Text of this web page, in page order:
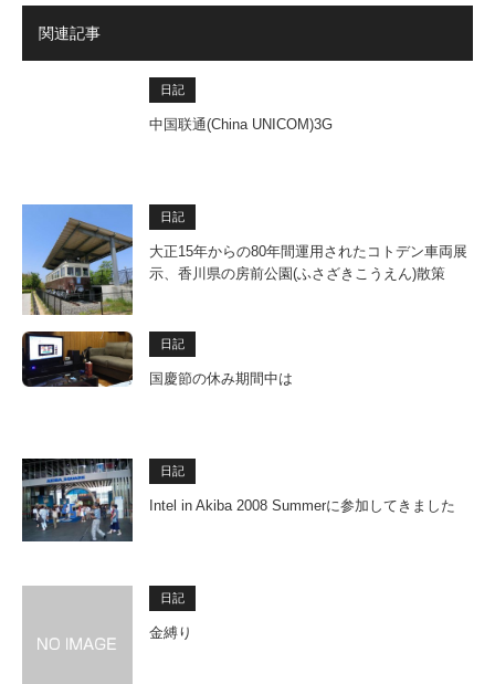
関連記事
日記
中国联通(China UNICOM)3G
日記
大正15年からの80年間運用されたコトデン車両展
示、香川県の房前公園(ふさざきこうえん)散策
日記
国慶節の休み期間中は
日記
Intel in Akiba 2008 Summerに参加してきました
日記
金縛り